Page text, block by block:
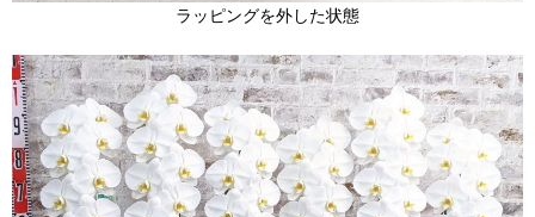
ラッピングを外した状態